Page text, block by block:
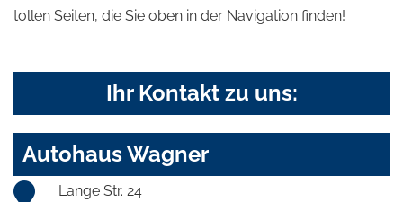
tollen Seiten, die Sie oben in der Navigation finden!
Ihr Kontakt zu uns:
Autohaus Wagner
Lange Str. 24